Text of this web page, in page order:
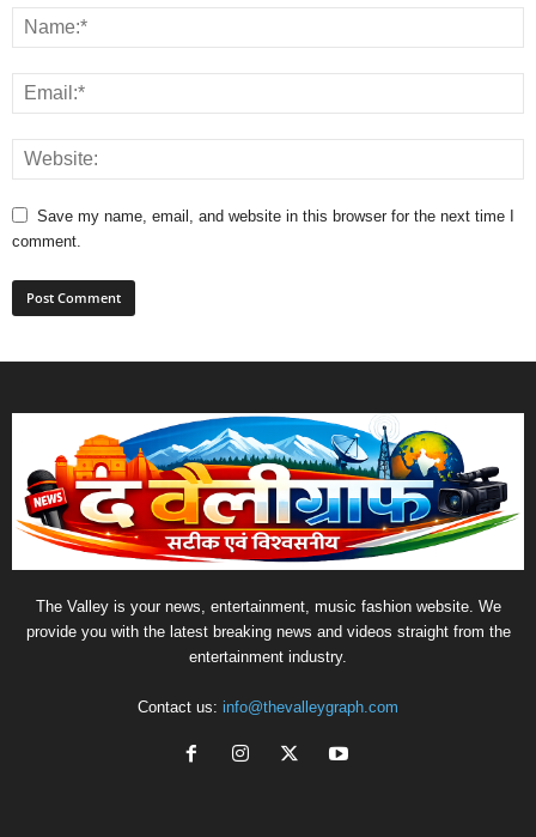
Save my name, email, and website in this browser for the next time I
comment.
The Valley is your news, entertainment, music fashion website. We
provide you with the latest breaking news and videos straight from the
entertainment industry.
Contact us: info@thevalleygraph.com